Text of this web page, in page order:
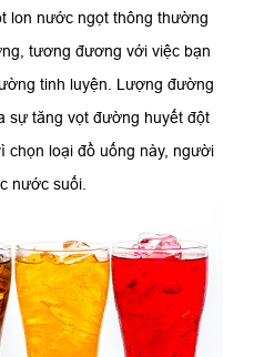
lon nước ngọt thông thường
tương đương với việc bạn
tinh luyện. Lượng đường
sự tăng vọt đường huyết đột
chọn loại đồ uống này, người
nước suối.